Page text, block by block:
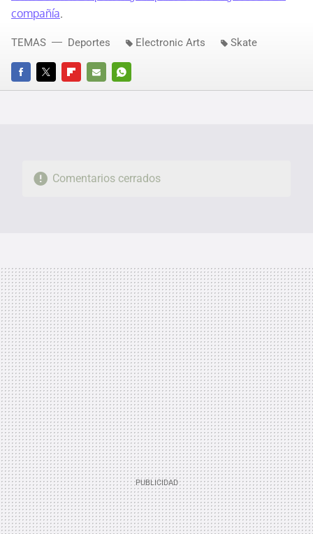
compañía
FACEBOOKTWITTERFLIPBOARD
E-
WHATSAPP
TEMAS Deportes Electronic Arts Skate
Comentarios cerrados